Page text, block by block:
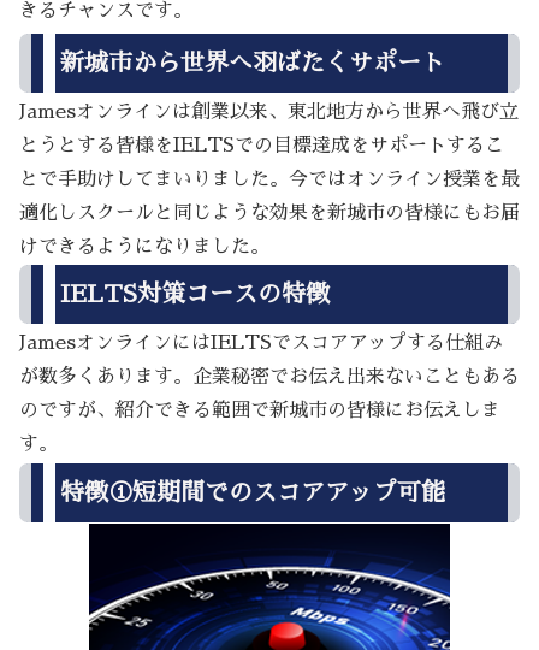
きるチャンスです。
新城市から世界へ羽ばたくサポート
Jamesオンラインは創業以来、東北地方から世界へ飛び立
とうとする皆様をIELTSでの目標達成をサポートするこ
とで手助けしてまいりました。今ではオンライン授業を最
適化しスクールと同じような効果を新城市の皆様にもお届
けできるようになりました。
IELTS対策コースの特徴
JamesオンラインにはIELTSでスコアアップする仕組み
が数多くあります。企業秘密でお伝え出来ないこともある
のですが、紹介できる範囲で新城市の皆様にお伝えしま
す。
特徴①短期間でのスコアアップ可能